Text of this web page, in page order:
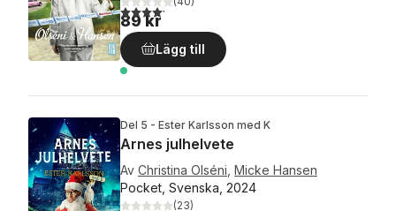
4,2utav 5 stjärnor. Totalt antal röster:
89 kr
Lägg till
Del 5 - Ester Karlsson med K
Arnes julhelvete
Av Christina Olséni Micke Hansen
Pocket, Svenska, 2024
(23)